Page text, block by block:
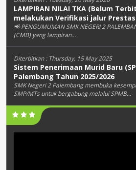
LAMPIRAN NILAI TKA (Belum
melakukan Verifikasi jalur
📢 PENGUMUMAN SMK NEGERI 2
(CMB) yang lampiran...
Diterbitkan : Thursday, 15 May 2025
Sistem Penerimaan Murid Baru
Palembang Tahun 2025/2026
SMK Negeri 2 Palembang membuka
SMP/MTs untuk bergabung melalui SPMB...